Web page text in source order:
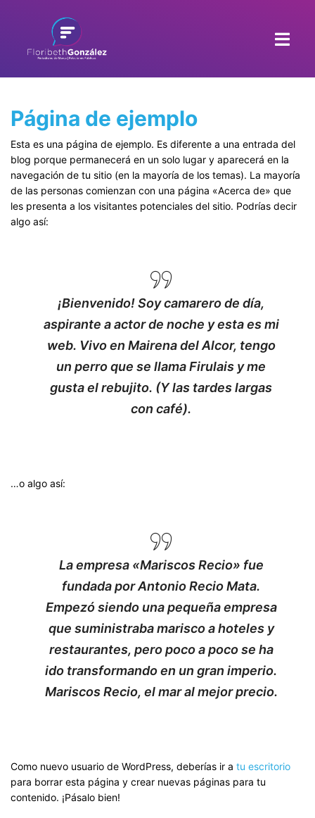
Página de ejemplo
Esta es una página de ejemplo. Es diferente a una entrada del
blog porque permanecerá en un solo lugar y aparecerá en la
navegación de tu sitio (en la mayoría de los temas). La mayoría
de las personas comienzan con una página «Acerca de» que
les presenta a los visitantes potenciales del sitio. Podrías decir
algo así:
¡Bienvenido! Soy camarero de día,
aspirante a actor de noche y esta es mi
web. Vivo en Mairena del Alcor, tengo
un perro que se llama Firulais y me
gusta el rebujito. (Y las tardes largas
con café).
…o algo así:
La empresa «Mariscos Recio» fue
fundada por Antonio Recio Mata.
Empezó siendo una pequeña empresa
que suministraba marisco a hoteles y
restaurantes, pero poco a poco se ha
ido transformando en un gran imperio.
Mariscos Recio, el mar al mejor precio.
Como nuevo usuario de WordPress, deberías ir a tu escritorio
para borrar esta página y crear nuevas páginas para tu
contenido. ¡Pásalo bien!